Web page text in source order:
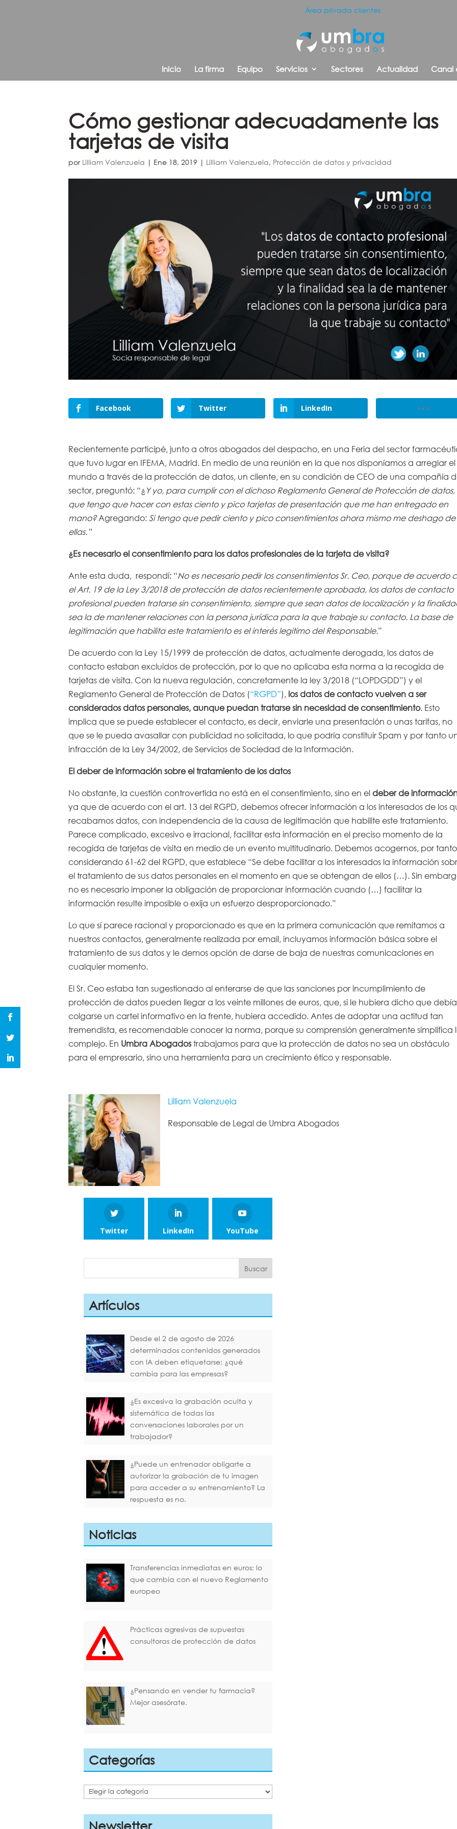
Área privada clientes
Inicio La firma Equipo Servicios Sectores Actualidad Canal
Cómo gestionar adecuadamente las
tarjetas de visita
por Lilliam Valenzuela | Ene 18, 2019 | Lilliam Valenzuela, Protección de datos y privacidad
Facebook Twitter LinkedIn
Recientemente participé, junto a otros abogados del despacho, en una Feria del sector
que tuvo lugar en IFEMA, Madrid. En medio de una reunión en la que nos disponíamos a arreglar el
mundo a través de la protección de datos, un cliente, en su condición de CEO de una compañía
sector, preguntó: “¿Y yo, para cumplir con el dichoso Reglamento General de Protección de datos,
que tengo que hacer con estas ciento y pico tarjetas de presentación que me han entregado en
mano?Agregando: Si tengo que pedir ciento y pico consentimientos ahora mismo me deshago de
ellas.”
¿Es necesario el consentimiento para los datos profesionales de la tarjeta de visita?
Ante esta duda, respondí: “No es necesario pedir los consentimientos Sr. Ceo, porque de acuerdo
el Art. 19 de la Ley 3/2018 de protección de datos recientemente aprobada, los datos de contacto
profesional pueden tratarse sin consentimiento, siempre que sean datos de localización y la
sea la de mantener relaciones con la persona jurídica para la que trabaje su contacto. La base de
legitimación que habilita este tratamiento es el interés legitimo del Responsable.”
De acuerdo con la Ley 15/1999 de protección de datos, actualmente derogada, los datos de
contacto estaban excluidos de protección, por lo que no aplicaba esta norma a la recogida de
tarjetas de visita. Con la nueva regulación, concretamente la ley 3/2018 (“LOPDGDD”) y el
Reglamento General de Protección de Datos (“RGPD”), los datos de contacto vuelven a ser
considerados datos personales, aunque puedan tratarse sin necesidad de consentimiento. Esto
implica que se puede establecer el contacto, es decir, enviarle una presentación o unas tarifas, no
que se le pueda avasallar con publicidad no solicitada, lo que podría constituir Spam y por tanto
infracción de la Ley 34/2002, de Servicios de Sociedad de la Información.
El deber de información sobre el tratamiento de los datos
No obstante, la cuestión controvertida no está en el consentimiento, sino en el deber de
ya que de acuerdo con el art. 13 del RGPD, debemos ofrecer información a los interesados de los
recabamos datos, con independencia de la causa de legitimación que habilite este tratamiento.
Parece complicado, excesivo e irracional, facilitar esta información en el preciso momento de la
recogida de tarjetas de visita en medio de un evento multitudinario. Debemos acogernos, por
considerando 61-62 del RGPD, que establece “Se debe facilitar a los interesados la información
el tratamiento de sus datos personales en el momento en que se obtengan de ellos (…). Sin
no es necesario imponer la obligación de proporcionar información cuando (…) facilitar la
información resulte imposible o exija un esfuerzo desproporcionado.”
Lo que sí parece racional y proporcionado es que en la primera comunicación que remitamos a
nuestros contactos, generalmente realizada por email, incluyamos información básica sobre el
tratamiento de sus datos y le demos opción de darse de baja de nuestras comunicaciones en
cualquier momento.
El Sr. Ceo estaba tan sugestionado al enterarse de que las sanciones por incumplimiento de
protección de datos pueden llegar a los veinte millones de euros, que, si le hubiera dicho que debía
colgarse un cartel informativo en la frente, hubiera accedido. Antes de adoptar una actitud tan
tremendista, es recomendable conocer la norma, porque su comprensión generalmente simplifica
complejo. En Umbra Abogadostrabajamos para que la protección de datos no sea un obstáculo
para el empresario, sino una herramienta para un crecimiento ético y responsable.
Lilliam Valenzuela
Responsable de Legal de Umbra Abogados
Twitter LinkedIn YouTube
Artículos
Desde el 2 de agosto de 2026
determinados contenidos generados
con IA deben etiquetarse: ¿qué
cambia para las empresas?
¿Es excesiva la grabación oculta y
sistemática de todas las
conversaciones laborales por un
trabajador?
¿Puede un entrenador obligarte a
autorizar la grabación de tu imagen
para acceder a su entrenamiento? La
respuesta es no.
Noticias
Transferencias inmediatas en euros: lo
que cambia con el nuevo Reglamento
europeo
Prácticas agresivas de supuestas
consultoras de protección de datos
¿Pensando en vender tu farmacia?
Mejor asesórate.
Categorías
Categorías
Newsletter